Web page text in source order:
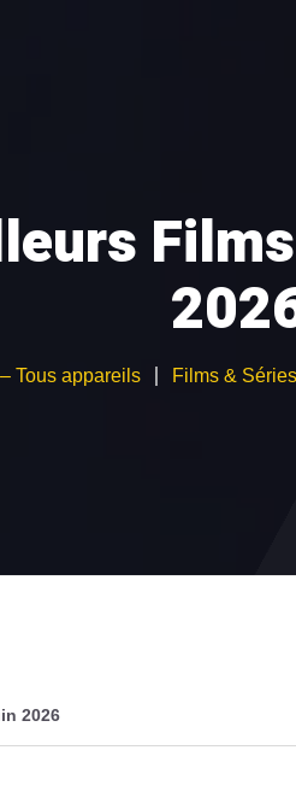
Tous appareils Films &
2026